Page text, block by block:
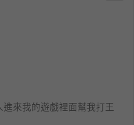
來我的遊戲裡面幫我打王